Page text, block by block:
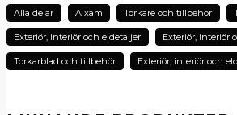
Butiken svarade
Hej och tack för din fråga! Det är
separat eller har möjlighet att ta
Mvh Vincent på SCP
name
Namn
Alla delar Aixam Torkare och tillbehör
Exteriör, interiör och eldetaljer Exteriör, interiör
Torkarblad och tillbehör Exteriör, interiör och